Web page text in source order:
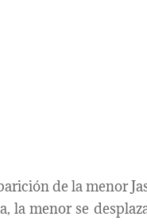
de la menor
la menor se